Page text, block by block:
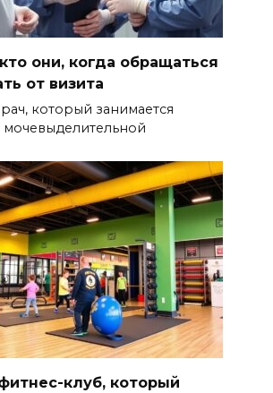
они, когда обращаться
от визита
который занимается
клуб, который